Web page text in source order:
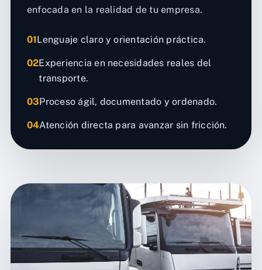
enfocada en la realidad de tu empresa.
01Lenguaje claro y orientación práctica.
02Experiencia en necesidades reales del
transporte.
03Proceso ágil, documentado y ordenado.
04Atención directa para avanzar sin fricción.